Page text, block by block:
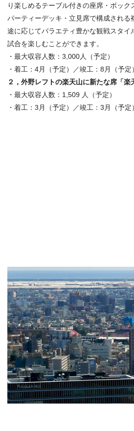
り楽しめるテーブル付きの座席・ボック
パーティーデッキ・立見席で構成される
途に応じてバラエティ豊かな観戦スタイ
試合を楽しむことができます。
・最大収容人数：3,000人（予定）
・着工：4月（予定）／竣工：8月（予定）
２，外野レフトの楽天山に新たな席「楽
・最大収容人数：1,509 人（予定）
・着工：3月（予定）／竣工：3月（予定）